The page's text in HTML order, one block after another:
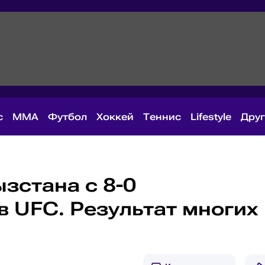
MMA Футбол Хоккей Теннис Lifestyle
с 8-0
UFC. Результат многих